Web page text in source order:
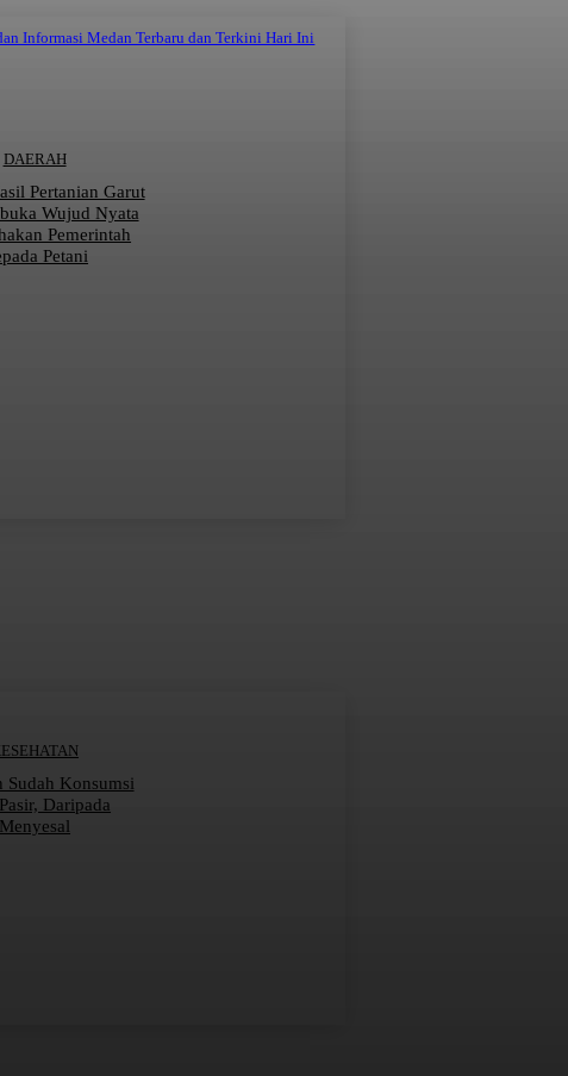
Informasi Medan Terbaru dan Terkini Hari Ini
DAERAH
Pertanian Garut
Wujud Nyata
Pemerintah
Petani
Sudah Konsumsi
Daripada
Menyesal